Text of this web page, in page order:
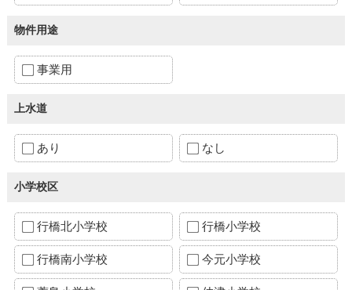
物件用途
事業用
上水道
あり なし
小学校区
行橋北小学校 行橋小学校
行橋南小学校 今元小学校